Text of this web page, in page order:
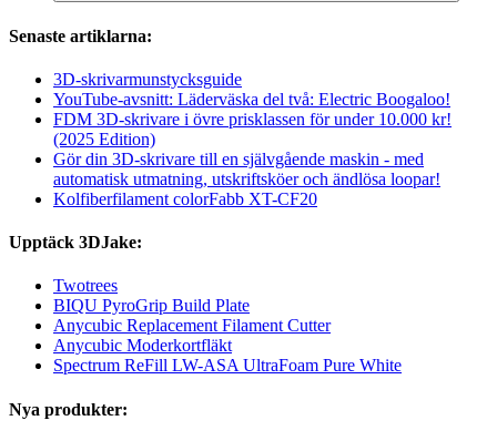
Senaste artiklarna:
3D-skrivarmunstycksguide
YouTube-avsnitt: Läderväska del två: Electric Boogaloo!
FDM 3D-skrivare i övre prisklassen för under 10.000 kr!
(2025 Edition)
Gör din 3D-skrivare till en självgående maskin - med
automatisk utmatning, utskriftsköer och ändlösa loopar!
Kolfiberfilament colorFabb XT-CF20
Upptäck 3DJake:
Twotrees
BIQU PyroGrip Build Plate
Anycubic Replacement Filament Cutter
Anycubic Moderkortfläkt
Spectrum ReFill LW-ASA UltraFoam Pure White
Nya produkter: